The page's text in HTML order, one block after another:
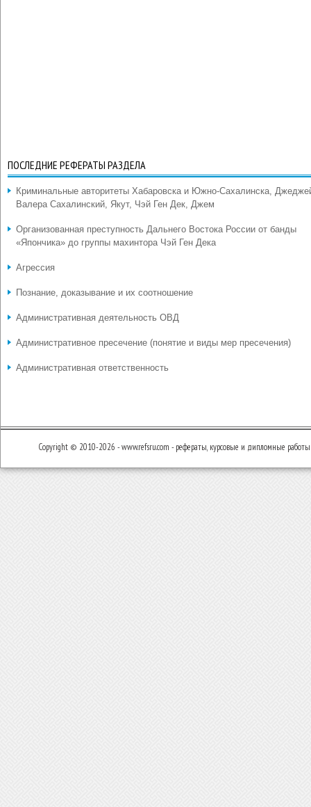
ПОСЛЕДНИЕ РЕФЕРАТЫ РАЗДЕЛА
Криминальные авторитеты Хабаровска и Южно-Сахалинска,
Валера Сахалинский, Якут, Чэй Ген Дек, Джем
Организованная преступность Дальнего Востока России от банды
«Япончика» до группы махинтора Чэй Ген Дека
Агрессия
Познание, доказывание и их соотношение
Административная деятельность ОВД
Административное пресечение (понятие и виды мер пресечения)
Административная ответственность
Copyright © 2010-2026 - www.refsru.com - рефераты, курсовые и дипломные работы